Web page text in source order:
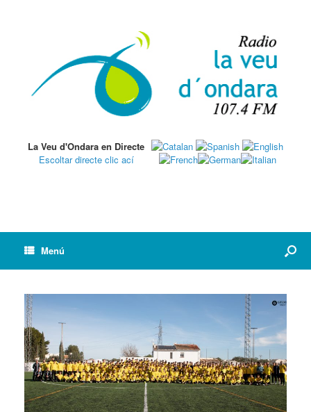
La Veu d'Ondara en Directe
Escoltar directe clic ací
Menú